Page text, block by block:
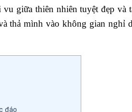
giữa thiên nhiên tuyệt đẹp và
thả mình vào không gian nghỉ
đáo